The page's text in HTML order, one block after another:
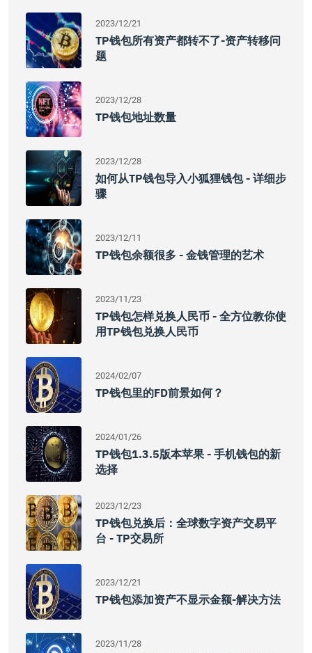
2023/12/21
TP钱包所有资产都转不了-资产转移问
题
2023/12/28
TP钱包地址数量
2023/12/28
如何从TP钱包导入小狐狸钱包 - 详细步
骤
2023/12/11
TP钱包余额很多 - 金钱管理的艺术
2023/11/23
TP钱包怎样兑换人民币 - 全方位教你使
用TP钱包兑换人民币
2024/02/07
TP钱包里的FD前景如何？
2024/01/26
TP钱包1.3.5版本苹果 - 手机钱包的新
选择
2023/12/23
TP钱包兑换后：全球数字资产交易平
台 - TP交易所
2023/12/21
TP钱包添加资产不显示金额-解决方法
2023/11/28